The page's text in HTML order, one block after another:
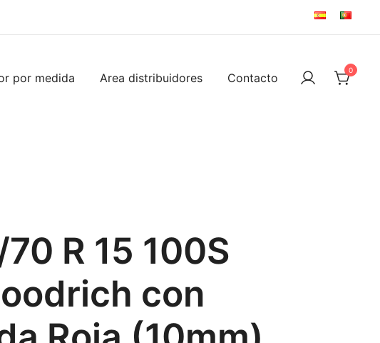
por medida Area distribuidores Contacto
0
R 15 100S
con